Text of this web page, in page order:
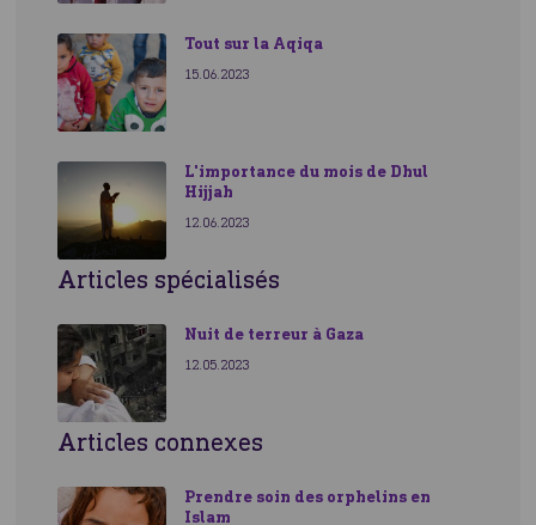
Tout sur la Aqiqa
15.06.2023
L'importance du mois de Dhul
Hijjah
12.06.2023
Articles spécialisés
Nuit de terreur à Gaza
12.05.2023
Articles connexes
Prendre soin des orphelins en
Islam